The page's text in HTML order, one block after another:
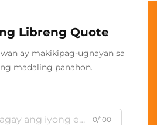
Libreng Quote
ay makikipag-ugnayan sa
madaling panahon.
0/100